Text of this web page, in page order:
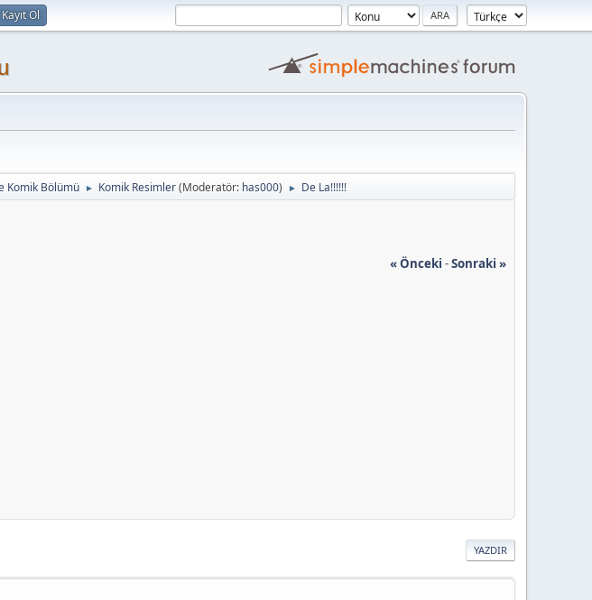
Kayıt Ol
Komik Bölümü ► Komik Resimler(Moderatör: has000) ► De La!!!!!!
« Önceki -Sonraki »
YAZDIR